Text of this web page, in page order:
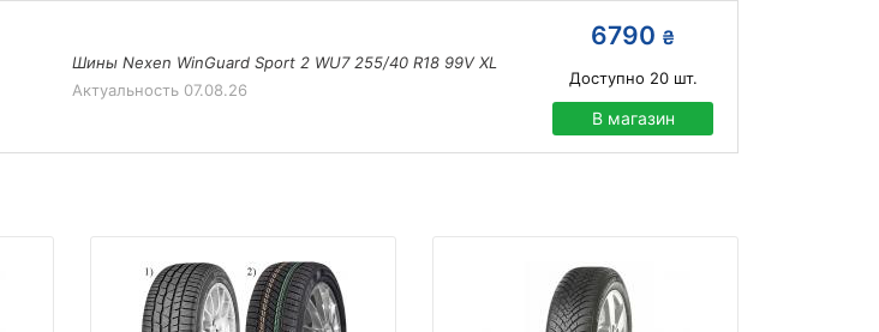
Шины Nexen WinGuard Sport 2 WU7 255/40 R18 99V XL
Актуальность 07.08.26
6790 ₴
Доступно 20шт.
В магазин